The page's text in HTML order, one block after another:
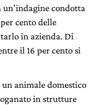
condotta
cento delle
in azienda. Di
il 16 per cento si
un animale domestico
in strutture